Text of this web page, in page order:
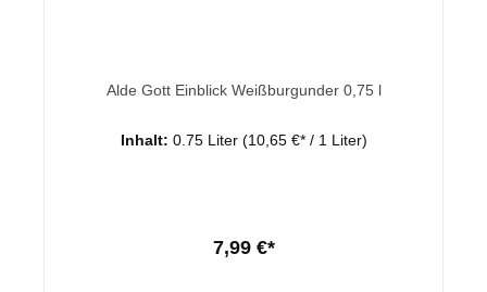
Alde Gott Einblick Weißburgunder 0,75 l
Inhalt: 0.75 Liter (10,65 €* / 1 Liter)
7,99 €*